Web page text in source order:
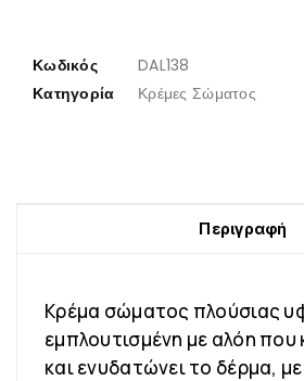
Κωδικός
DAL138
Κατηγορία
Κρέμες Σώματος
Περιγραφή
Κρέμα σώματος πλούσιας
εμπλουτισμένη με αλόη
και ενυδατώνει το δέρμα,